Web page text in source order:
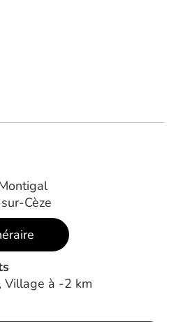
Cèze
Village à -2 km